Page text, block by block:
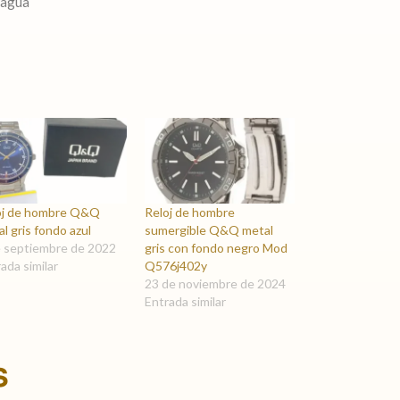
de hombre Q&Q
gris fondo azul
septiembre de 2022
similar
Reloj de hombre
sumergible Q&Q metal
gris con fondo negro Mod
Q576j402y
23 de noviembre de 2024
Entrada similar